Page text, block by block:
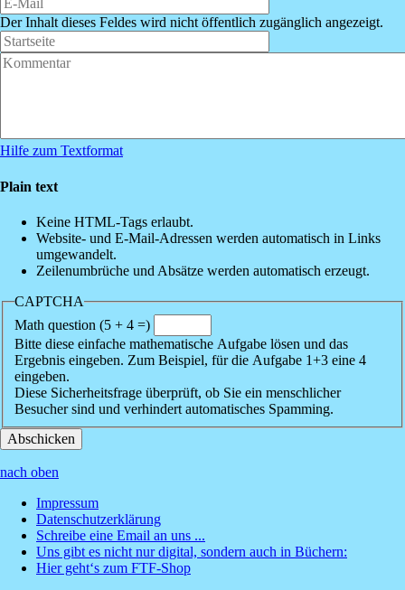
Der Inhalt dieses Feldes wird nicht öffentlich zugänglich angezeigt.
Hilfe zum Textformat
Plain text
Keine HTML-Tags erlaubt.
Website- und E-Mail-Adressen werden automatisch in Links
umgewandelt.
Zeilenumbrüche und Absätze werden automatisch erzeugt.
CAPTCHA
Math question (5 + 4 =)
Bitte diese einfache mathematische Aufgabe lösen und das
Ergebnis eingeben. Zum Beispiel, für die Aufgabe 1+3 eine 4
eingeben.
Diese Sicherheitsfrage überprüft, ob Sie ein menschlicher
Besucher sind und verhindert automatisches Spamming.
nach oben
Footer
Menü
Impressum
Datenschutzerklärung
Schreibe eine Email an uns ...
Uns gibt es nicht nur digital, sondern auch in Büchern:
Hier geht‘s zum FTF-Shop